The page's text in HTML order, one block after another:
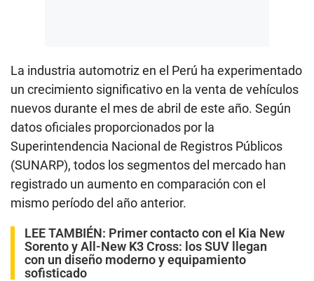
La industria automotriz en el Perú ha experimentado
un crecimiento significativo en la venta de vehículos
nuevos durante el mes de abril de este año. Según
datos oficiales proporcionados por la
Superintendencia Nacional de Registros Públicos
(SUNARP), todos los segmentos del mercado han
registrado un aumento en comparación con el
mismo período del año anterior.
LEE TAMBIÉN: Primer contacto con el Kia New
Sorento y All-New K3 Cross: los SUV llegan
con un diseño moderno y equipamiento
sofisticado